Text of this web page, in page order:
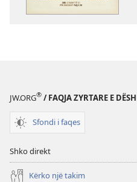
JW.ORG® / FAQJA ZYRTARE E
Sfondi i faqes
Shko direkt
Kërko një takim